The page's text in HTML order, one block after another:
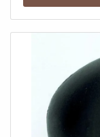
sont bien
pour installer
équipé de
de barres de